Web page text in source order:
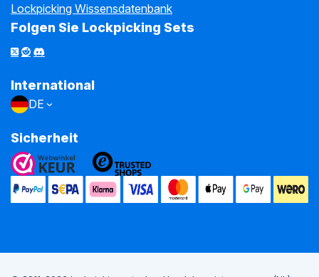
Lockpicking Wissensdatenbank
Folgen Sie Lockpicking Sets
International
DE
Sicherheit